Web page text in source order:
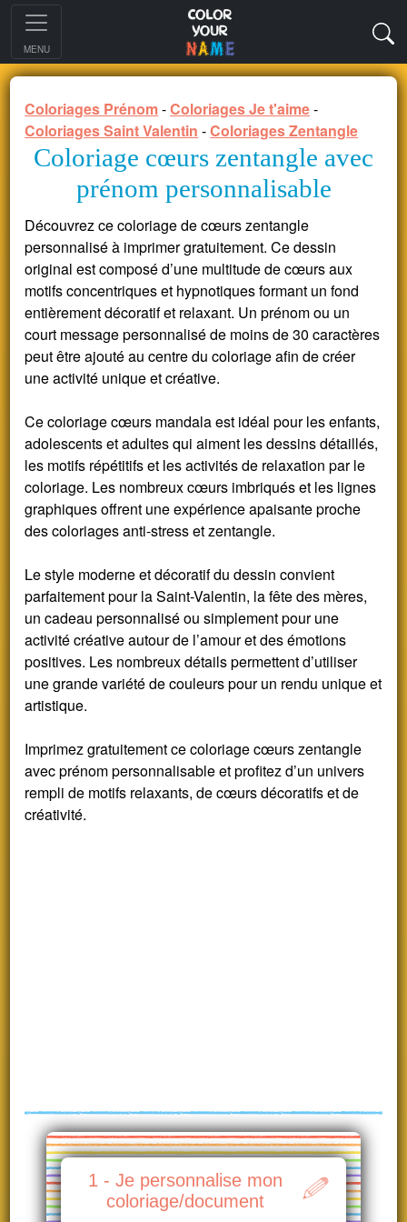
MENU
Coloriages Prénom-Coloriages Je t'aime-
Coloriages Saint Valentin -Coloriages Zentangle
Coloriage cœurs zentangle avec
prénom personnalisable
Découvrez ce coloriage de cœurs zentangle
personnalisé à imprimer gratuitement. Ce dessin
original est composé d’une multitude de cœurs aux
motifs concentriques et hypnotiques formant un fond
entièrement décoratif et relaxant. Un prénom ou un
court message personnalisé de moins de 30 caractères
peut être ajouté au centre du coloriage afin de créer
une activité unique et créative.
Ce coloriage cœurs mandala est idéal pour les enfants,
adolescents et adultes qui aiment les dessins détaillés,
les motifs répétitifs et les activités de relaxation par le
coloriage. Les nombreux cœurs imbriqués et les lignes
graphiques offrent une expérience apaisante proche
des coloriages anti-stress et zentangle.
Le style moderne et décoratif du dessin convient
parfaitement pour la Saint-Valentin, la fête des mères,
un cadeau personnalisé ou simplement pour une
activité créative autour de l’amour et des émotions
positives. Les nombreux détails permettent d’utiliser
une grande variété de couleurs pour un rendu unique et
artistique.
Imprimez gratuitement ce coloriage cœurs zentangle
avec prénom personnalisable et profitez d’un univers
rempli de motifs relaxants, de cœurs décoratifs et de
créativité.
1 - Je personnalise mon
coloriage/document